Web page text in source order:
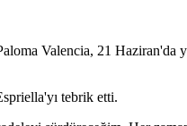
Valencia, 21 Haziran'da
tebrik etti.